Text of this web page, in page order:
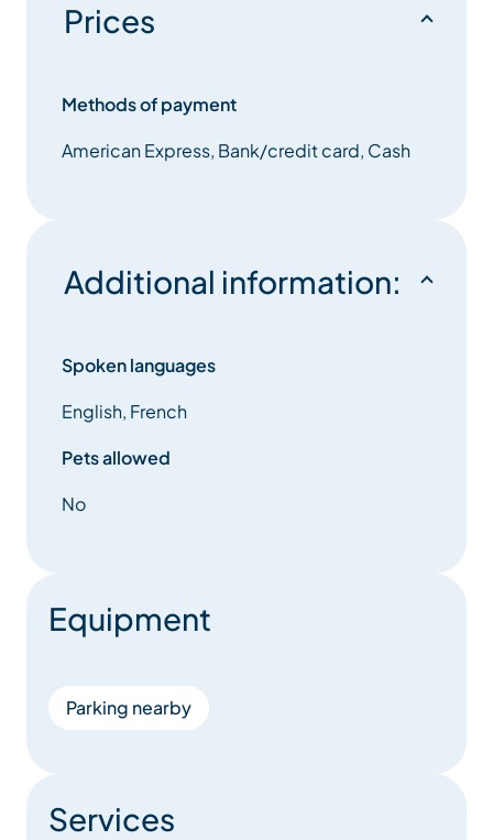
Prices
Methods of payment
American Express, Bank/credit card, Cash
Additional information:
Spoken languages
English, French
Pets allowed
No
Equipment
Parking nearby
Services